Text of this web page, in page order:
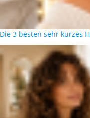
Die 3 besten sehr kurzes